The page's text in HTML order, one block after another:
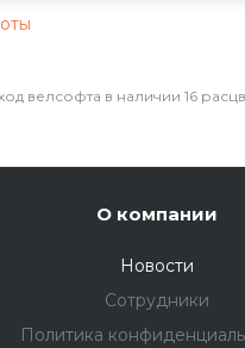
велсофта в наличии 16
О компании
Новости
Сотрудники
Политика